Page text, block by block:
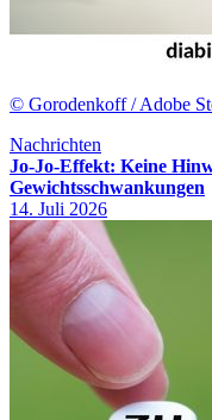
© Gorodenkoff / Adobe
Nachrichten
Jo-Jo-Effekt: Keine
Gewichtsschwankungen
14. Juli 2026